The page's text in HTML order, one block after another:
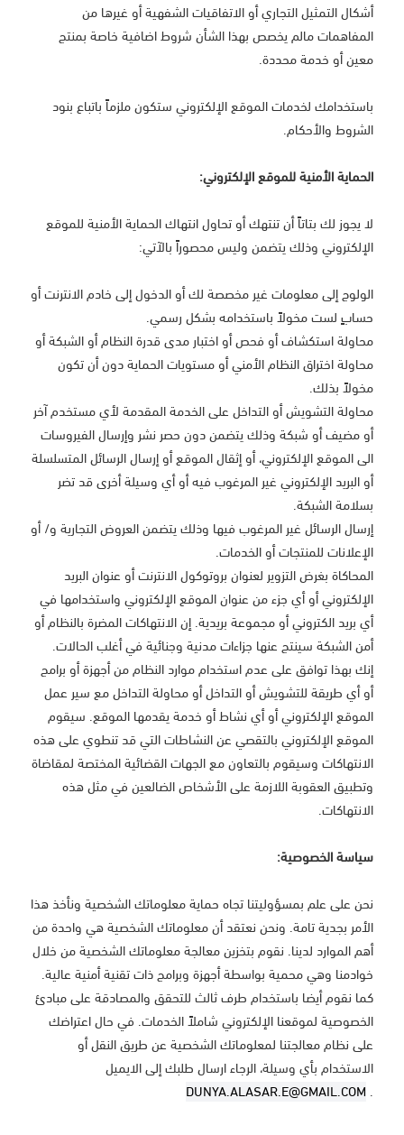
أشكال التمثيل التجاري أو الاتفاقيات الشفهية أو غيرها من
المفاهمات مالم يخصص بهذا الشأن شروط اضافية خاصة بمنتج
معين أو خدمة محددة.
باستخدامك لخدمات الموقع الإلكتروني ستكون ملزماً باتباع بنود
الشروط والأحكام.
الحماية الأمنية للموقع الإلكتروني:
لا يجوز لك بتاتاً أن تنتهك أو تحاول انتهاك الحماية الأمنية للموقع
الإلكتروني وذلك يتضمن وليس محصوراً بالآتي:
الولوج إلى معلومات غير مخصصة لك أو الدخول إلى خادم الانترنت أو
حسابٍ لست مخولاً باستخدامه بشكل رسمي.
محاولة استكشاف أو فحص أو اختبار مدى قدرة النظام أو الشبكة أو
محاولة اختراق النظام الأمني أو مستويات الحماية دون أن تكون
مخولاً بذلك.
محاولة التشويش أو التداخل على الخدمة المقدمة لأي مستخدم آخر
أو مضيف أو شبكة وذلك يتضمن دون حصر نشر وإرسال الفيروسات
الى الموقع الإلكتروني، أو إثقال الموقع أو إرسال الرسائل المتسلسلة
أو البريد الإلكتروني غير المرغوب فيه أو أي وسيلة أخرى قد تضر
بسلامة الشبكة.
إرسال الرسائل غير المرغوب فيها وذلك يتضمن العروض التجارية و/ أو
الإعلانات للمنتجات أو الخدمات.
المحاكاة بغرض التزوير لعنوان بروتوكول الانترنت أو عنوان البريد
الإلكتروني أو أي جزء من عنوان الموقع الإلكتروني واستخدامها في
أي بريد الكتروني أو مجموعة بريدية. إن الانتهاكات المضرة بالنظام أو
أمن الشبكة سينتج عنها جزاءات مدنية وجنائية في أغلب الحالات.
إنك بهذا توافق على عدم استخدام موارد النظام من أجهزة أو برامج
أو أي طريقة للتشويش أو التداخل أو محاولة التداخل مع سير عمل
الموقع الإلكتروني أو أي نشاط أو خدمة يقدمها الموقع. سيقوم
الموقع الإلكتروني بالتقصي عن النشاطات التي قد تنطوي على هذه
الانتهاكات وسيقوم بالتعاون مع الجهات القضائية المختصة لمقاضاة
وتطبيق العقوبة اللازمة على الأشخاص الضالعين في مثل هذه
الانتهاكات.
سياسة الخصوصية:
نحن على علم بمسؤوليتنا تجاه حماية معلوماتك الشخصية ونأخذ هذا
الأمر بجدية تامة. ونحن نعتقد أن معلوماتك الشخصية هي واحدة من
أهم الموارد لدينا. نقوم بتخزين معالجة معلوماتك الشخصية من خلال
خوادمنا وهي محمية بواسطة أجهزة وبرامج ذات تقنية أمنية عالية.
كما نقوم أيضا باستخدام طرف ثالث للتحقق والمصادقة على مبادئ
الخصوصية لموقعنا الإلكتروني شاملاً الخدمات. في حال اعتراضك
على نظام معالجتنا لمعلوماتك الشخصية عن طريق النقل أو
الاستخدام بأي وسيلة، الرجاء ارسال طلبك إلى الايميل
.
DUNYA.ALASAR.E@GMAIL.COM